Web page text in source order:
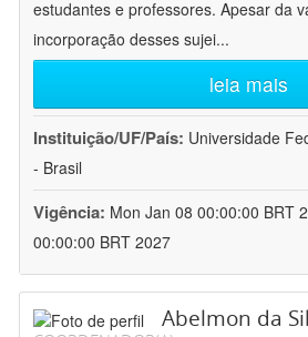
estudantes e professores. Apesar da
incorporação desses sujei...
leia mais
Instituição/UF/País: Universidade
- Brasil
Vigência: Mon Jan 08 00:00:00 BRT
00:00:00 BRT 2027
Abelmon da